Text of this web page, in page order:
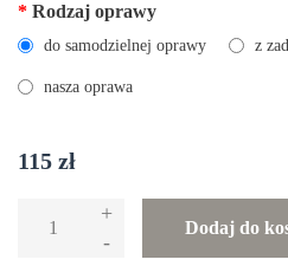
* Rodzaj oprawy
do samodzielnej oprawy z
nasza oprawa
115 zł
Reprodukcja
+
-
Dodaj do